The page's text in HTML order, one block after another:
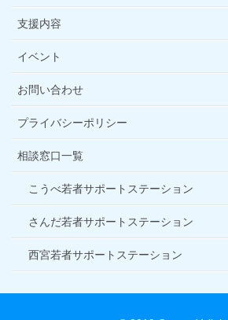
支援内容
イベント
お問い合わせ
プライバシーポリシー
相談窓口一覧
こうべ若者サポートステーション
さんだ若者サポートステーション
西宮若者サポートステーション